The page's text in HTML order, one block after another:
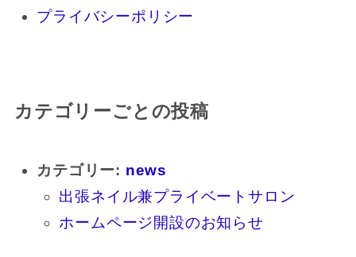
プライバシーポリシー
カテゴリーごとの投稿
カテゴリー: news
出張ネイル兼プライベートサロン
ホームページ開設のお知らせ